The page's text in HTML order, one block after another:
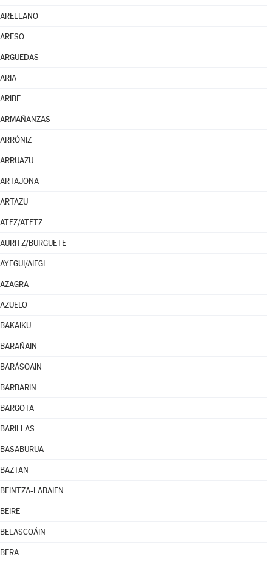
ARELLANO
ARESO
ARGUEDAS
ARIA
ARIBE
ARMAÑANZAS
ARRÓNIZ
ARRUAZU
ARTAJONA
ARTAZU
ATEZ/ATETZ
AURITZ/BURGUETE
AYEGUI/AIEGI
AZAGRA
AZUELO
BAKAIKU
BARAÑAIN
BARÁSOAIN
BARBARIN
BARGOTA
BARILLAS
BASABURUA
BAZTAN
BEINTZA-LABAIEN
BEIRE
BELASCOÁIN
BERA